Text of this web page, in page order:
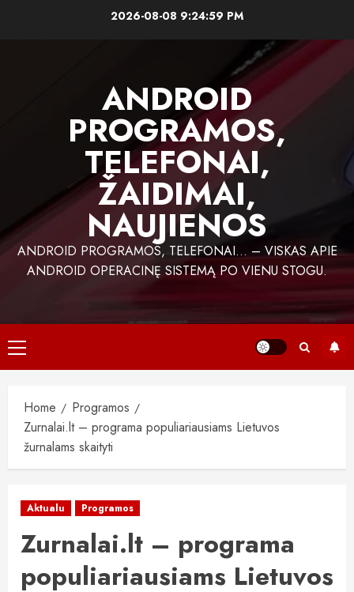
2026-08-08 9:25:00 PM
ANDROID
PROGRAMOS,
TELEFONAI,
ŽAIDIMAI,
NAUJIENOS
ANDROID PROGRAMOS, TELEFONAI… – VISKAS APIE
ANDROID OPERACINĘ SISTEMĄ PO VIENU STOGU.
Primary
Menu
Home
Programos
Zurnalai.lt – programa populiariausiams Lietuvos
žurnalams skaityti
Aktualu Programos
Zurnalai.lt – programa
populiariausiams Lietuvos